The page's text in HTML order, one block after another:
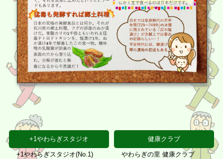
+1やわらぎスタジオ
+1やわらぎスタジオ(No.1)
健康クラブ
やわらぎの里 健康クラブ